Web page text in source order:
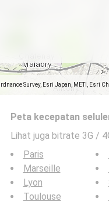
Survey, Esri Japan, METI,
Peta kecepatan
Lihat juga bitrate 3G /
Paris
Marseille
Lyon
Toulouse